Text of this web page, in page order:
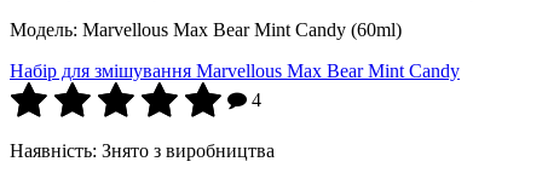
Модель: Marvellous Max Bear Mint Candy (60ml)
Набір для змішування Marvellous Max Bear Mint Candy
4
Наявність: Знято з виробництва